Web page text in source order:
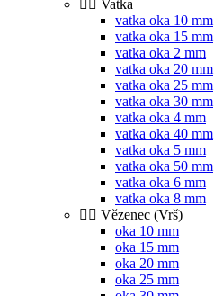
Vatka
vatka oka 10 mm
vatka oka 15 mm
vatka oka 2 mm
vatka oka 20 mm
vatka oka 25 mm
vatka oka 30 mm
vatka oka 4 mm
vatka oka 40 mm
vatka oka 5 mm
vatka oka 50 mm
vatka oka 6 mm
vatka oka 8 mm
Vězenec (Vrš)
oka 10 mm
oka 15 mm
oka 20 mm
oka 25 mm